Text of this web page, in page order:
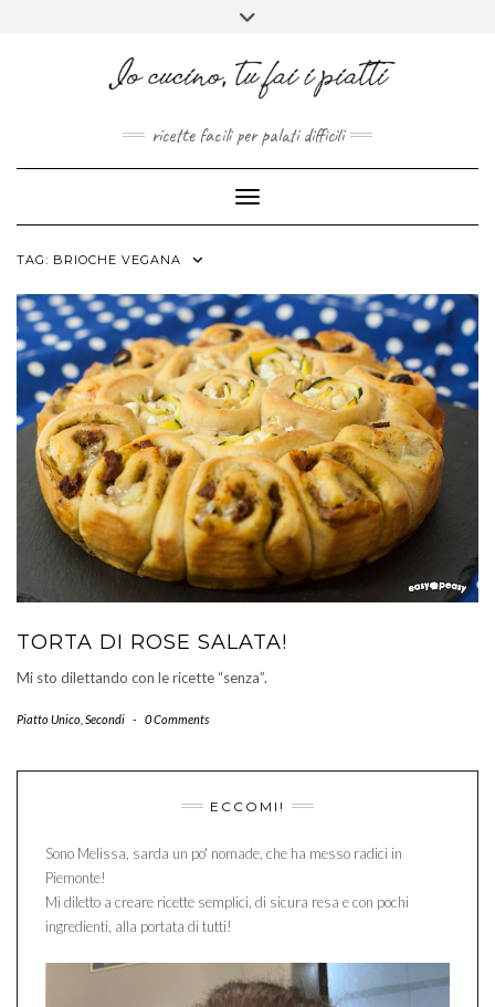
FACEBOOK
PINTEREST
INSTAGRAM
ricette facili per palati difficili
Toggle Navigation
TAG: BRIOCHE VEGANA
TORTA DI ROSE SALATA!
Mi sto dilettando con le ricette “senza”.
Piatto Unico Secondi - 0 Comments
ECCOMI!
Sono Melissa, sarda un po' nomade, che ha messo radici in
Piemonte!
Mi diletto a creare ricette semplici, di sicura resa e con pochi
ingredienti, alla portata di tutti!